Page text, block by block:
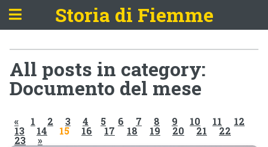
Storia di Fiemme
All posts in category:
Documento del mese
« 1 2 3 4 5 6 7 8 9 10 11 12
13 14 15 16 17 18 19 20 21 22
23 »